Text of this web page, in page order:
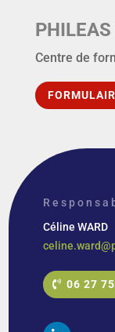
Centre de
Céline WARD
06 27